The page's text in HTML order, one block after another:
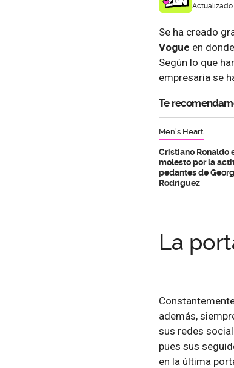
Actualizado
Se ha creado
Vogue en
Según lo que
empresaria se
Te
Men's Heart
Cristiano Ronaldo
molesto por la
pedantes de
Rodríguez
La
además,
sus redes
pues sus
en la última